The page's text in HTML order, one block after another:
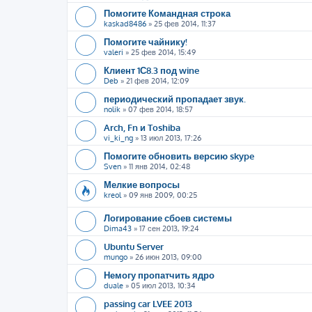
Помогите Командная строка
kaskad8486 » 25 фев 2014, 11:37
Помогите чайнику!
valeri » 25 фев 2014, 15:49
Клиент 1С8.3 под wine
Deb » 21 фев 2014, 12:09
периодический пропадает звук.
nolik » 07 фев 2014, 18:57
Arch, Fn и Toshiba
vi_ki_ng » 13 июл 2013, 17:26
Помогите обновить версию skype
Sven » 11 янв 2014, 02:48
Мелкие вопросы
kreol» 09 янв 2009, 00:25
Логирование сбоев системы
Dima43 » 17 сен 2013, 19:24
Ubuntu Server
mungo » 26 июн 2013, 09:00
Немогу пропатчить ядро
duale » 05 июл 2013, 10:34
passing car LVEE 2013